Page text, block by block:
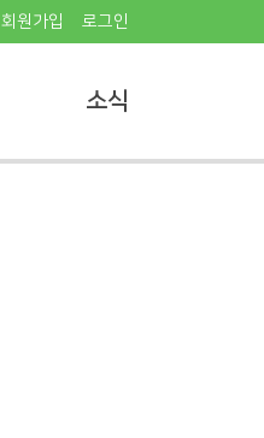
회원가입 로그인
소식